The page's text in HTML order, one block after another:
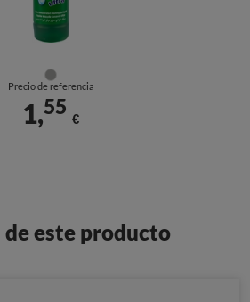
Precio de referencia
1,55
€
de este producto